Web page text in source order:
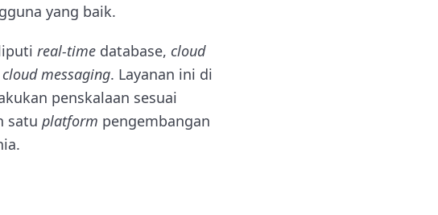
yang baik.
real-time database, cloud
cloud messaging. Layanan ini di
penskalaan sesuai
satu platform pengembangan